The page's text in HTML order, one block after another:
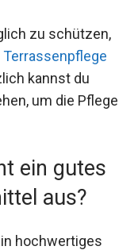
zu schützen,
Terrassenpflege
kannst du
um die Pflege
ein gutes
aus?
hochwertiges